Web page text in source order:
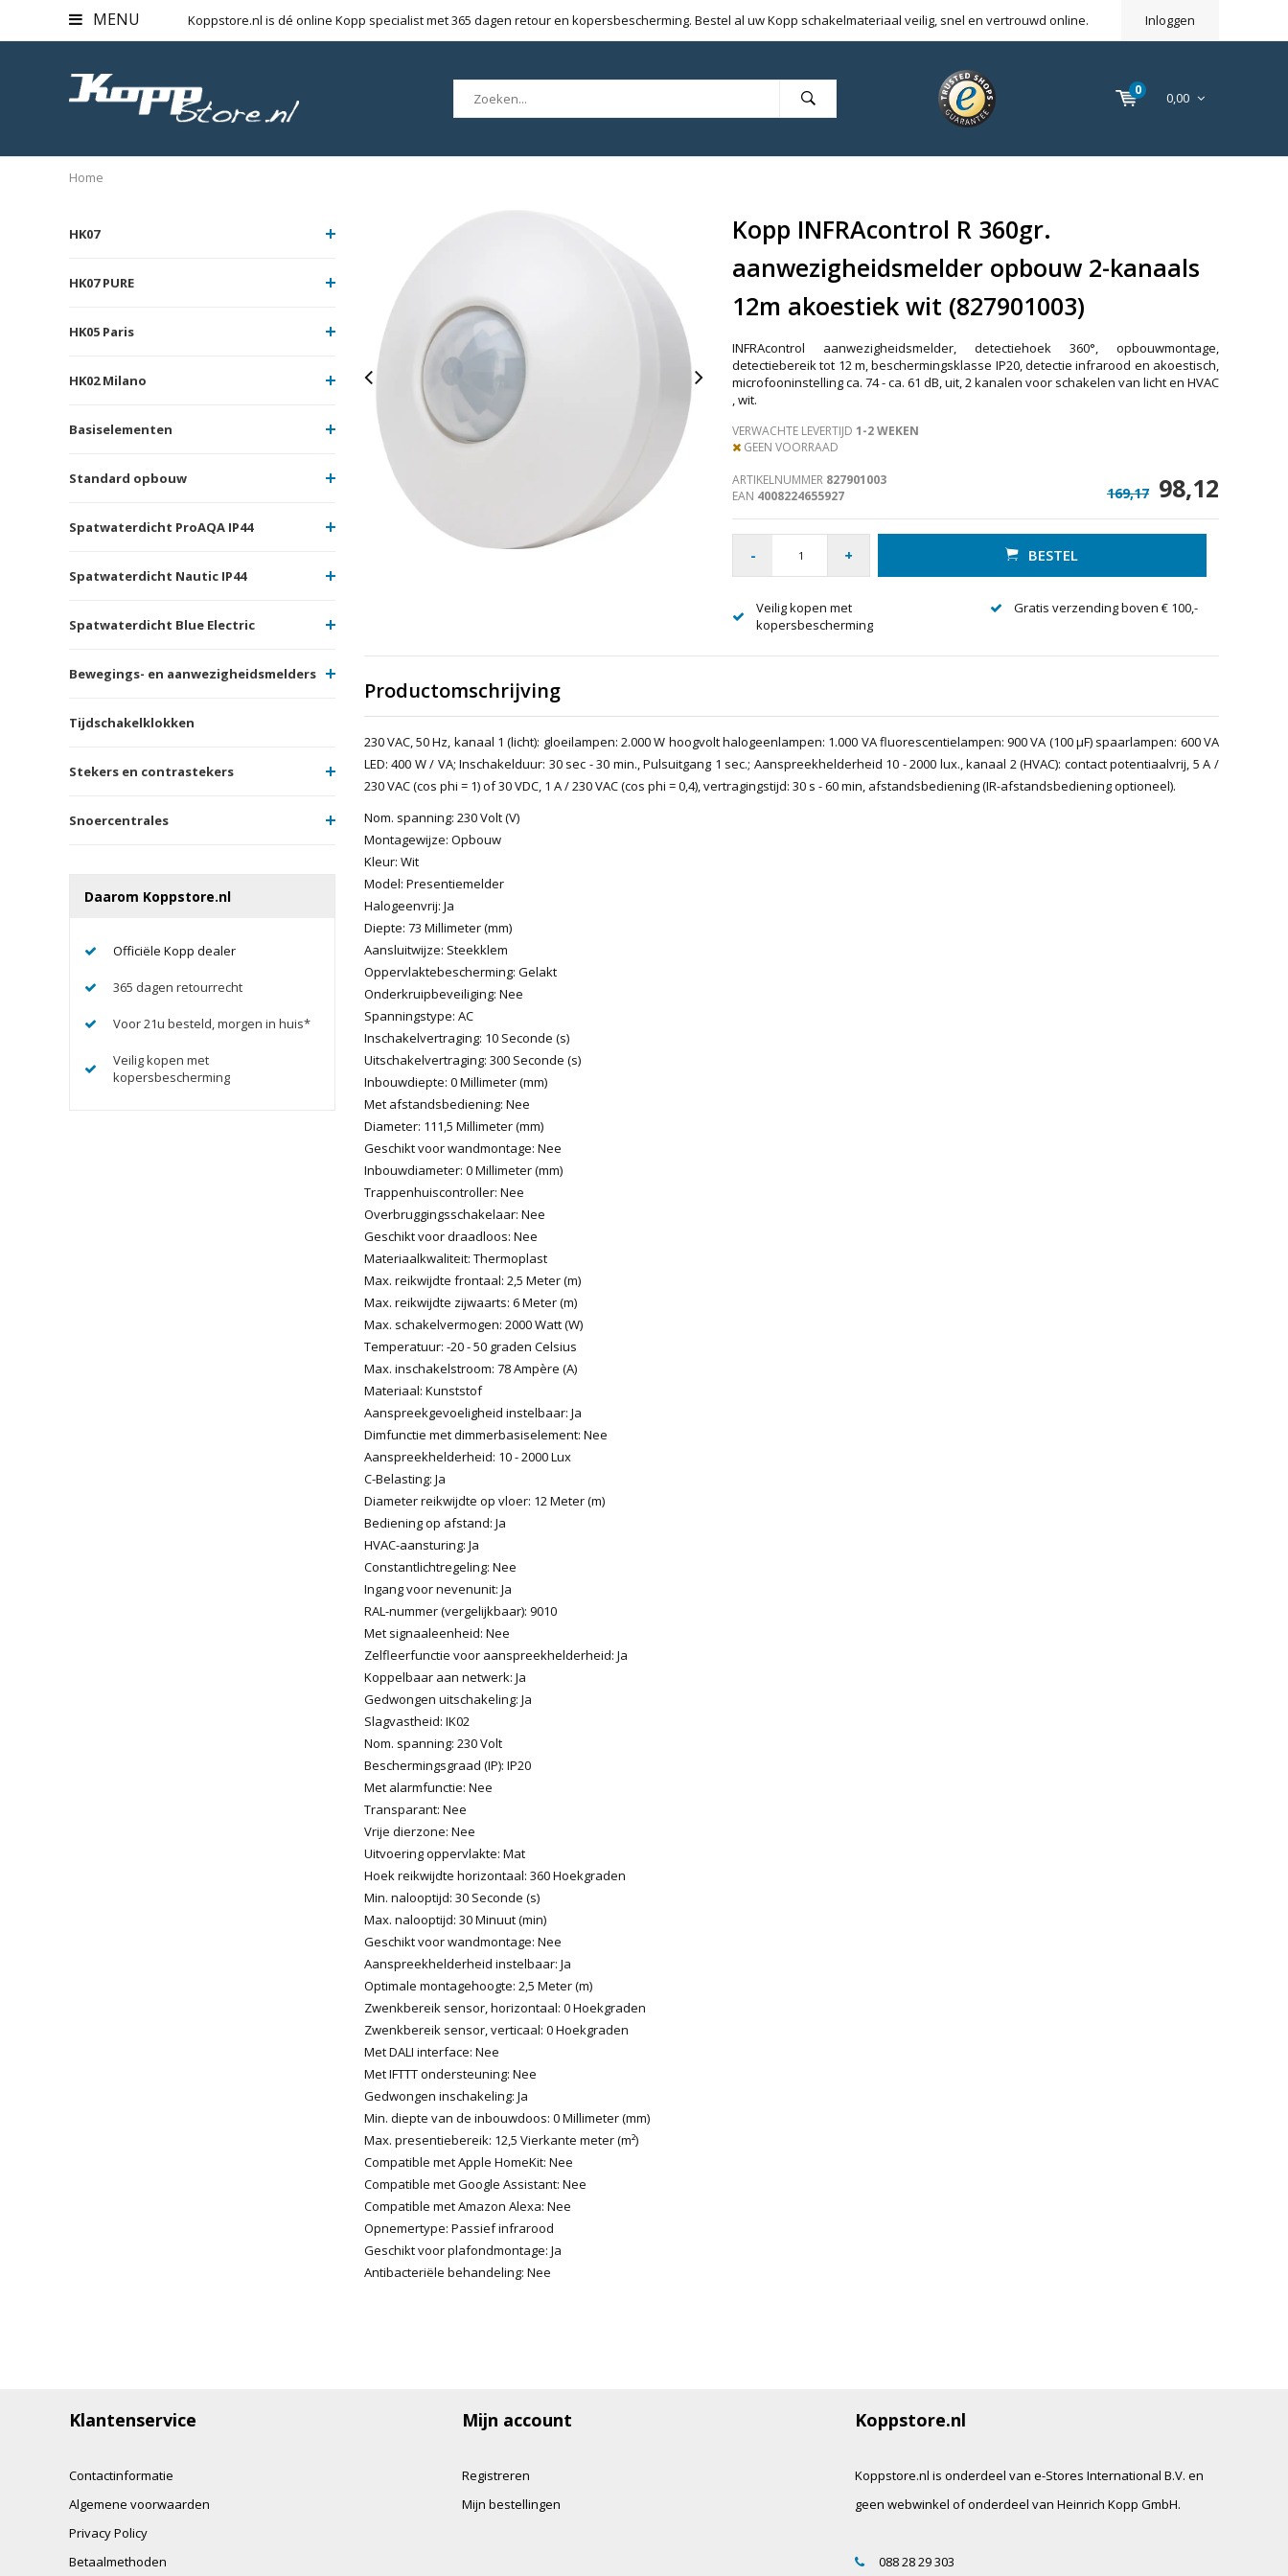
MENU Koppstore.nl is dé online Kopp specialist met 365 dagen retour en kopersbescherming. Bestel al uw Kopp schakelmateriaal veilig, snel en vertrouwd online. Inloggen
0 0,00
Home
HK07
HK07 PURE
HK05 Paris
HK02 Milano
Basiselementen
Standard opbouw
Spatwaterdicht ProAQA IP44
Spatwaterdicht Nautic IP44
Spatwaterdicht Blue Electric
Bewegings- en aanwezigheidsmelders
Tijdschakelklokken
Stekers en contrastekers
Snoercentrales
Daarom Koppstore.nl
Officiële Kopp dealer
365 dagen retourrecht
Voor 21u besteld, morgen in huis*
Veilig kopen met
kopersbescherming
Kopp INFRAcontrol R 360gr.
aanwezigheidsmelder opbouw 2-kanaals
12m akoestiek wit (827901003)
INFRAcontrol aanwezigheidsmelder, detectiehoek 360°, opbouwmontage,
detectiebereik tot 12 m, beschermingsklasse IP20, detectie infrarood en akoestisch,
microfooninstelling ca. 74 - ca. 61 dB, uit, 2 kanalen voor schakelen van licht en HVAC
, wit.
VERWACHTE LEVERTIJD 1-2 WEKEN
GEEN VOORRAAD
ARTIKELNUMMER 827901003
EAN 4008224655927 169,17 98,12
- + BESTEL
Veilig kopen met
kopersbescherming
Gratis verzending boven € 100,-
Productomschrijving
230 VAC, 50 Hz, kanaal 1 (licht): gloeilampen: 2.000 W hoogvolt halogeenlampen: 1.000 VA fluorescentielampen: 900 VA (100 µF) spaarlampen: 600 VA
LED: 400 W / VA; Inschakelduur: 30 sec - 30 min., Pulsuitgang 1 sec.; Aanspreekhelderheid 10 - 2000 lux., kanaal 2 (HVAC): contact potentiaalvrij, 5 A /
230 VAC (cos phi = 1) of 30 VDC, 1 A / 230 VAC (cos phi = 0,4), vertragingstijd: 30 s - 60 min, afstandsbediening (IR-afstandsbediening optioneel).
Nom. spanning: 230 Volt (V)
Montagewijze: Opbouw
Kleur: Wit
Model: Presentiemelder
Halogeenvrij: Ja
Diepte: 73 Millimeter (mm)
Aansluitwijze: Steekklem
Oppervlaktebescherming: Gelakt
Onderkruipbeveiliging: Nee
Spanningstype: AC
Inschakelvertraging: 10 Seconde (s)
Uitschakelvertraging: 300 Seconde (s)
Inbouwdiepte: 0 Millimeter (mm)
Met afstandsbediening: Nee
Diameter: 111,5 Millimeter (mm)
Geschikt voor wandmontage: Nee
Inbouwdiameter: 0 Millimeter (mm)
Trappenhuiscontroller: Nee
Overbruggingsschakelaar: Nee
Geschikt voor draadloos: Nee
Materiaalkwaliteit: Thermoplast
Max. reikwijdte frontaal: 2,5 Meter (m)
Max. reikwijdte zijwaarts: 6 Meter (m)
Max. schakelvermogen: 2000 Watt (W)
Temperatuur: -20 - 50 graden Celsius
Max. inschakelstroom: 78 Ampère (A)
Materiaal: Kunststof
Aanspreekgevoeligheid instelbaar: Ja
Dimfunctie met dimmerbasiselement: Nee
Aanspreekhelderheid: 10 - 2000 Lux
C-Belasting: Ja
Diameter reikwijdte op vloer: 12 Meter (m)
Bediening op afstand: Ja
HVAC-aansturing: Ja
Constantlichtregeling: Nee
Ingang voor nevenunit: Ja
RAL-nummer (vergelijkbaar): 9010
Met signaaleenheid: Nee
Zelfleerfunctie voor aanspreekhelderheid: Ja
Koppelbaar aan netwerk: Ja
Gedwongen uitschakeling: Ja
Slagvastheid: IK02
Nom. spanning: 230 Volt
Beschermingsgraad (IP): IP20
Met alarmfunctie: Nee
Transparant: Nee
Vrije dierzone: Nee
Uitvoering oppervlakte: Mat
Hoek reikwijdte horizontaal: 360 Hoekgraden
Min. nalooptijd: 30 Seconde (s)
Max. nalooptijd: 30 Minuut (min)
Geschikt voor wandmontage: Nee
Aanspreekhelderheid instelbaar: Ja
Optimale montagehoogte: 2,5 Meter (m)
Zwenkbereik sensor, horizontaal: 0 Hoekgraden
Zwenkbereik sensor, verticaal: 0 Hoekgraden
Met DALI interface: Nee
Met IFTTT ondersteuning: Nee
Gedwongen inschakeling: Ja
Min. diepte van de inbouwdoos: 0 Millimeter (mm)
Max. presentiebereik: 12,5 Vierkante meter (m²)
Compatible met Apple HomeKit: Nee
Compatible met Google Assistant: Nee
Compatible met Amazon Alexa: Nee
Opnemertype: Passief infrarood
Geschikt voor plafondmontage: Ja
Antibacteriële behandeling: Nee
Klantenservice
Contactinformatie
Algemene voorwaarden
Privacy Policy
Betaalmethoden
Mijn account
Registreren
Mijn bestellingen
Koppstore.nl
Koppstore.nl is onderdeel van e-Stores International B.V. en
geen webwinkel of onderdeel van Heinrich Kopp GmbH.
088 28 29 303